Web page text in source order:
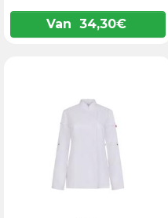
Van 34,30€